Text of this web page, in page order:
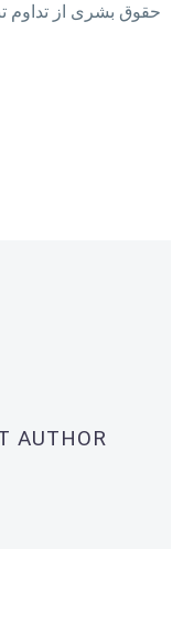
حقوق بشری از تداوم
AUTHOR